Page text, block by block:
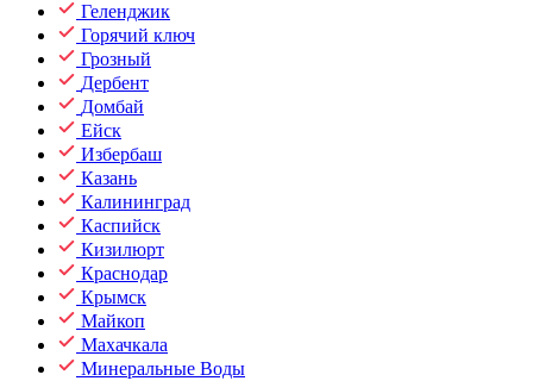
Геленджик
Горячий ключ
Грозный
Дербент
Домбай
Ейск
Избербаш
Казань
Калининград
Каспийск
Кизилюрт
Краснодар
Крымск
Майкоп
Махачкала
Минеральные Воды